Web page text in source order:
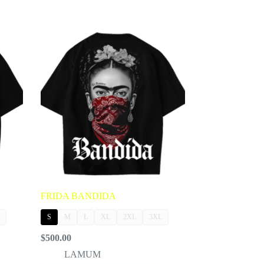
FRIDA BANDIDA
S M L XL 2XL 3XL
$500.00
LAMUM